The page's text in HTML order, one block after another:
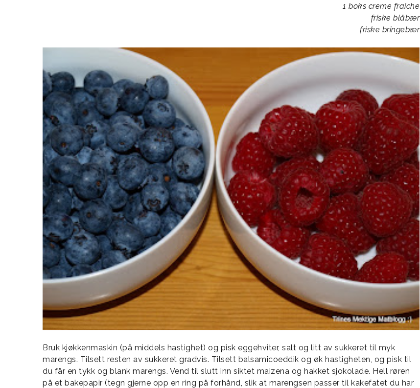
1 boks creme fraiche
friske blåbær
friske bringebær
Bruk kjøkkenmaskin (på middels hastighet) og pisk eggehviter, salt og litt av sukkeret til myk
marengs. Tilsett resten av sukkeret gradvis. Tilsett balsamicoeddik og øk hastigheten, og pisk til
du får en tykk og blank marengs. Vend til slutt inn siktet maizena og hakket sjokolade. Hell røren
på et bakepapir (tegn gjerne opp en ring på forhånd, slik at marengsen passer til kakefatet du har